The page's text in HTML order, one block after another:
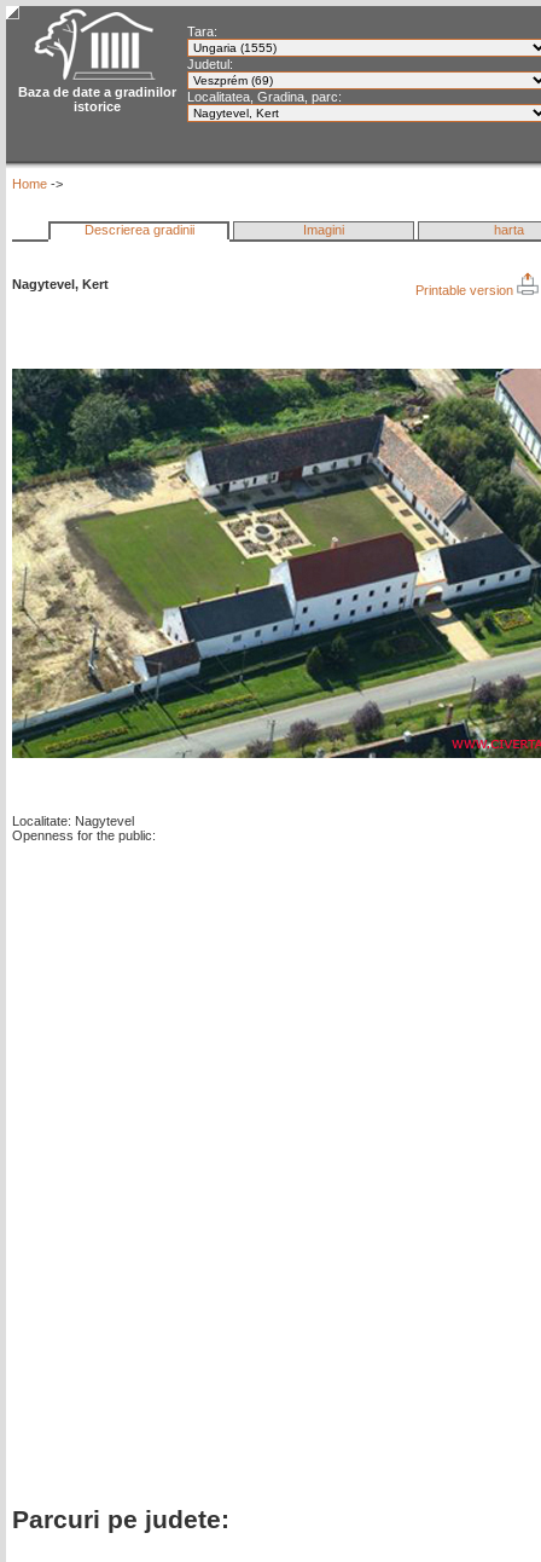
Baza de date a gradinilor
istorice
Tara:
Judetul:
Localitatea, Gradina, parc:
Home ->
Descrierea gradinii Imagini harta
Nagytevel, Kert Printable version
Localitate: Nagytevel
Openness for the public:
Parcuri pe judete: